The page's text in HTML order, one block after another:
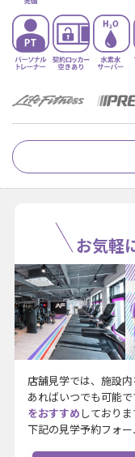
お気軽
店舗見学では、施設
あればいつでも可能
をおすすめ しておりま
下記の見学予約フォー